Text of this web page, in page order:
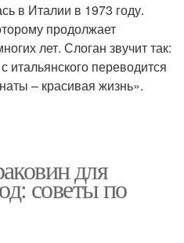
в Италии в 1973 году.
продолжает
лет. Слоган звучит так:
итальянского переводится
– красивая жизнь».
для
советы по